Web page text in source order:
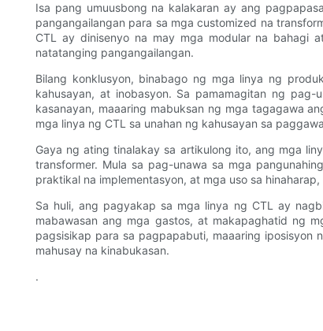
Isa pang umuusbong na kalakaran ay ang
pangangailangan para sa mga customized na
CTL ay dinisenyo na may mga modular na bahagi
natatanging pangangailangan.
Bilang konklusyon, binabago ng mga linya ng
kahusayan, at inobasyon. Sa pamamagitan ng
kasanayan, maaaring mabuksan ng mga tagagawa
mga linya ng CTL sa unahan ng kahusayan sa
Gaya ng ating tinalakay sa artikulong ito, ang mga
transformer. Mula sa pag-unawa sa mga
praktikal na implementasyon, at mga uso sa
Sa huli, ang pagyakap sa mga linya ng CTL ay
mabawasan ang mga gastos, at makapaghatid ng
pagsisikap para sa pagpapabuti, maaaring iposisyon
mahusay na kinabukasan.
.